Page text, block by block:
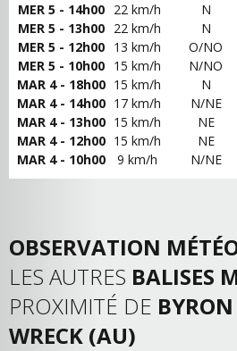
MER 5 - 14h00
22 km/h N
MER 5 - 13h00
22 km/h N
MER 5 - 12h00
13 km/h O/NO
MER 5 - 10h00
15 km/h N/NO
MAR 4 - 18h00 15 km/h N
MAR 4 - 14h00 17 km/h N/NE
MAR 4 - 13h00 15 km/h NE
MAR 4 - 12h00 15 km/h NE
MAR 4 - 10h00
9 km/h N/NE
OBSERVATION
LES AUTRES BALISES
PROXIMITÉ DE
WRECK (AU)